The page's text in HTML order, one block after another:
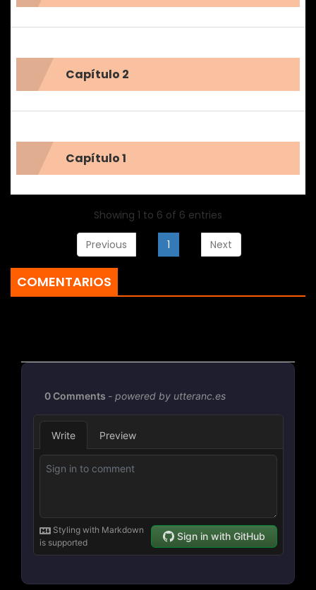
Capítulo 2
Capítulo 1
Showing 1 to 6 of 6 entries
Previous 1 Next
COMENTARIOS